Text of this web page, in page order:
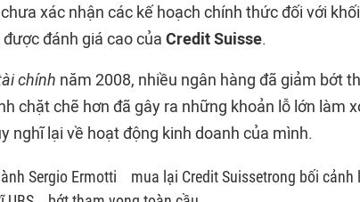
xác nhận các kế hoạch chính thức đối với
đánh giá cao của Credit Suisse.
chính năm 2008, nhiều ngân hàng đã giảm bớt
chặt chẽ hơn đã gây ra những khoản lỗ lớn làm
nghĩ lại về hoạt động kinh doanh của mình.
Sergio Ermotti
mua lại Credit Suissetrong bối cảnh